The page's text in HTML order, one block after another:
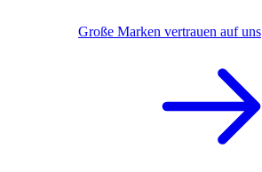
Große Marken vertrauen auf uns